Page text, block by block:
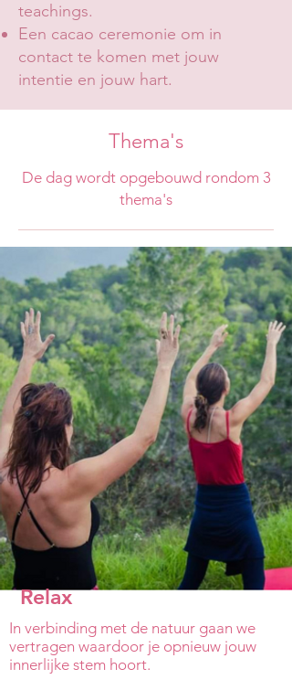
teachings.
Een cacao ceremonie om in
contact te komen met jouw
intentie en jouw hart.
Thema's
De dag wordt opgebouwd rondom 3
thema's
Relax
In verbinding met de natuur gaan we
vertragen waardoor je opnieuw jouw
innerlijke stem hoort.